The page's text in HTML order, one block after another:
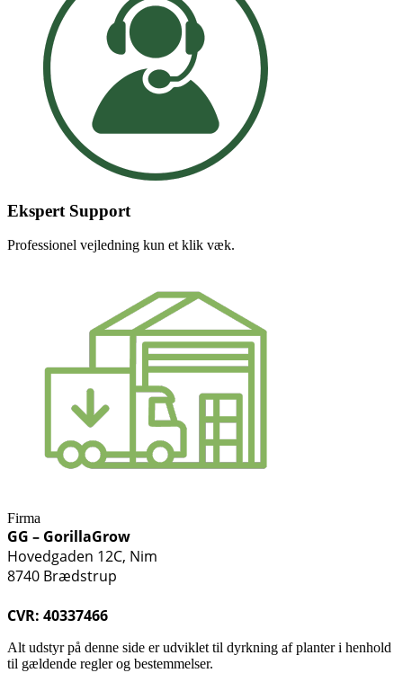
Ekspert Support
Professionel vejledning kun et klik væk.
Firma
GG – GorillaGrow
Hovedgaden 12C, Nim
8740 Brædstrup
CVR: 40337466
Alt udstyr på denne side er udviklet til dyrkning af planter i henhold
til gældende regler og bestemmelser.